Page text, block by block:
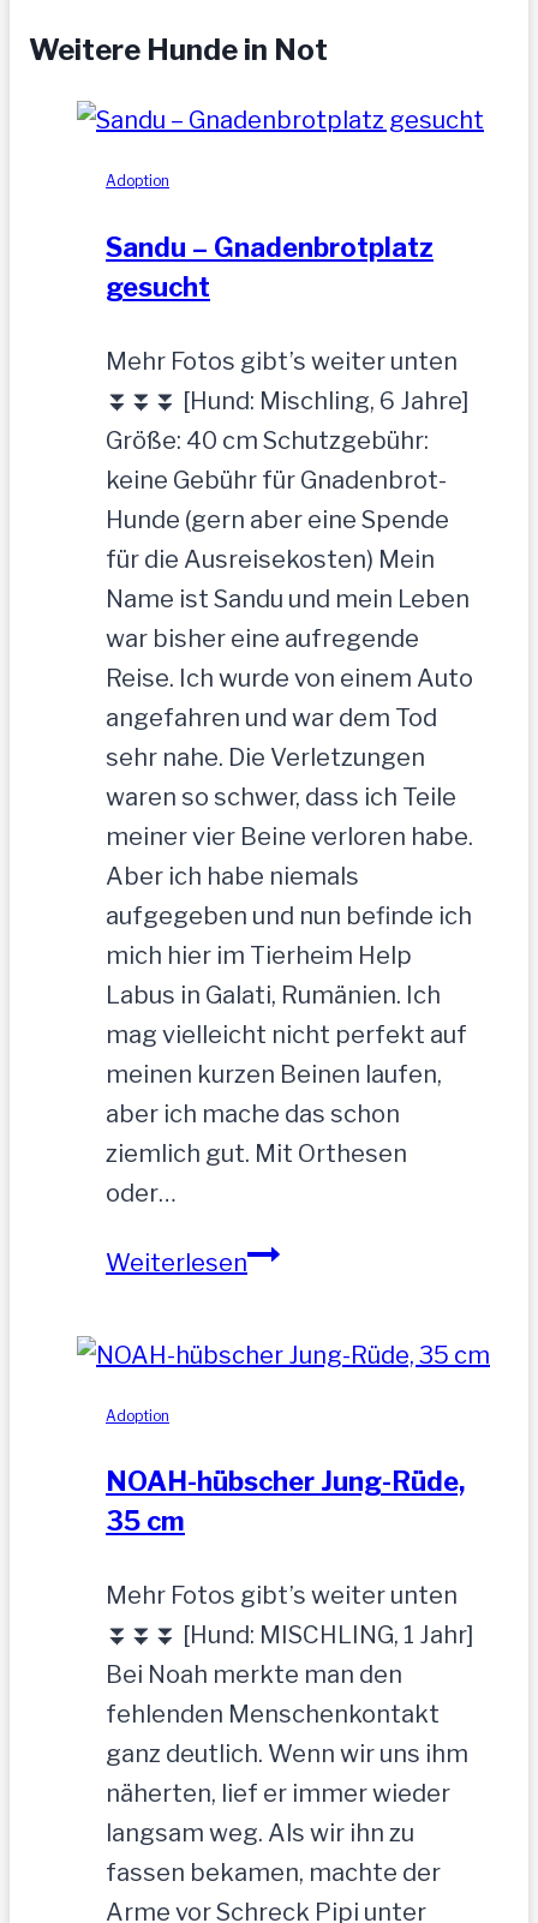
Weitere Hunde in Not
Adoption
Sandu – Gnadenbrotplatz
gesucht
Mehr Fotos gibt’s weiter unten
⏬⏬⏬ [Hund: Mischling, 6 Jahre]
Größe: 40 cm Schutzgebühr:
keine Gebühr für Gnadenbrot-
Hunde (gern aber eine Spende
für die Ausreisekosten) Mein
Name ist Sandu und mein Leben
war bisher eine aufregende
Reise. Ich wurde von einem Auto
angefahren und war dem Tod
sehr nahe. Die Verletzungen
waren so schwer, dass ich Teile
meiner vier Beine verloren habe.
Aber ich habe niemals
aufgegeben und nun befinde ich
mich hier im Tierheim Help
Labus in Galati, Rumänien. Ich
mag vielleicht nicht perfekt auf
meinen kurzen Beinen laufen,
aber ich mache das schon
ziemlich gut. Mit Orthesen
oder…
WeiterlesenSandu
gesucht
Adoption
NOAH-hübscher Jung-Rüde,
35 cm
Mehr Fotos gibt’s weiter unten
⏬⏬⏬ [Hund: MISCHLING, 1 Jahr]
Bei Noah merkte man den
fehlenden Menschenkontakt
ganz deutlich. Wenn wir uns ihm
näherten, lief er immer wieder
langsam weg. Als wir ihn zu
fassen bekamen, machte der
Arme vor Schreck Pipi unter